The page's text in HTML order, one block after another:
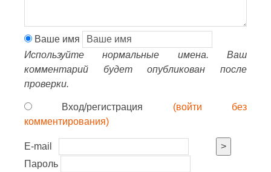
Ваше имя
Используйте нормальные имена. Ваш
комментарий будет опубликован после
проверки.
Вход/регистрация (войти без
комментирования)
E-mail
>
Пароль